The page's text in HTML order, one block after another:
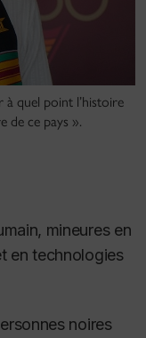
à quel point l’histoire
de ce pays ».
mineures en
en technologies
noires